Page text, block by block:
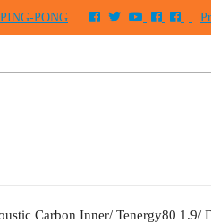
PONG
Carbon Inner/ Tenergy80 1.9/